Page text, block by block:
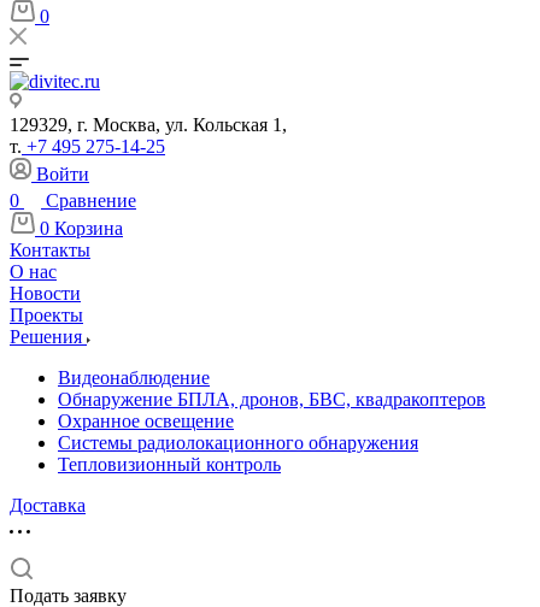
0
129329, г. Москва, ул. Кольская 1,
т. +7 495 275-14-25
Войти
0
Сравнение
0 Корзина
Контакты
О нас
Новости
Проекты
Решения
Видеонаблюдение
Обнаружение БПЛА, дронов, БВС, квадракоптеров
Охранное освещение
Системы радиолокационного обнаружения
Тепловизионный контроль
Доставка
Подать заявку